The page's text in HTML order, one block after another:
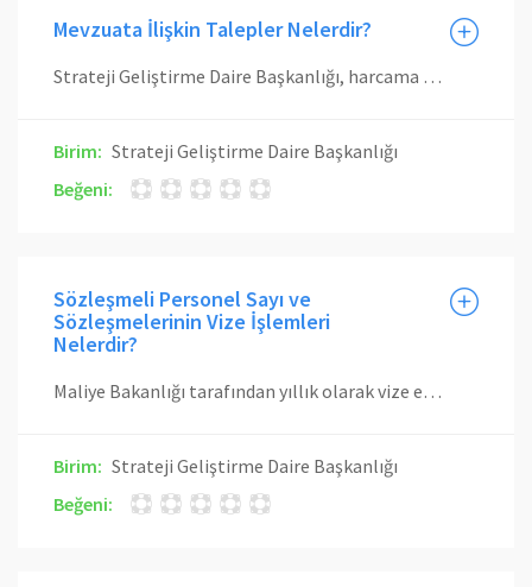
Mevzuata İlişkin Talepler Nelerdir?
Strateji Geliştirme Daire Başkanlığı, harcama birimlerince istenilen bilgileri sağlamak ve malî konularda danışmanlık hizmeti vermekle yükümlüdür. Bu amaçla malî yönetim ve kontrol ile denetim konularında gerekli bilgi ve dokümantasyonu, yetki ve görevleri çerçevesinde oluşturma ve bilgilendirme işlemlerini yürütmektedir.
Birim: Strateji Geliştirme Daire Başkanlığı
Beğeni:
Sözleşmeli Personel Sayı ve
Sözleşmelerinin Vize İşlemleri
Nelerdir?
Maliye Bakanlığı tarafından yıllık olarak vize edilen cetvellere ve tip sözleşmeye uygun olarak çalıştırılacak personelle yapılacak sözleşmeler ile ilgili mevzuatı gereğince Maliye Bakanlığı vizesi alınmaksızın çalıştırılabilecek sözleşmeli personelle yapılacak sözleşmeler kontrole tabidir. Bu sözleşmeler Maliye Bakanlığı tarafından vize edilen cetveller ile tip sözleşme ve ilgili kanunlara, diğer mevzuatına, bütçelerinde öngörülen düzenlemelere uygunluk yönünden en geç beş işgünü içinde kontrol edilir. Uygun görülmeyen sözleşmeler aynı süre içinde gerekçeli bir yazıyla ilgili birime gönderilir.
Birim: Strateji Geliştirme Daire Başkanlığı
Beğeni: